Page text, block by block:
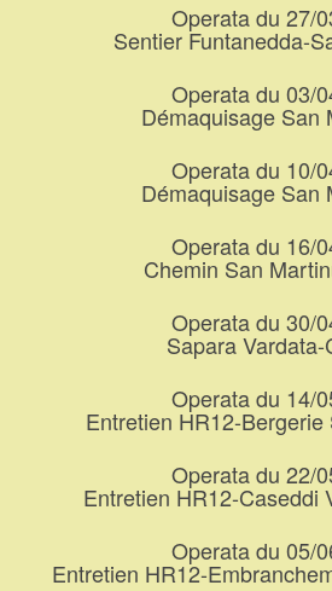
Operata du 27/
Sentier Funtanedda-
Operata du 03/
Démaquisage San
Operata du 10/
Démaquisage San
Operata du 16/
Chemin San
Operata du 30/
Sapara Vardata-
Operata du 14/
Entretien HR12-Bergerie
Operata du 22/
Entretien HR12-Caseddi
Operata du 05/
Entretien HR12-